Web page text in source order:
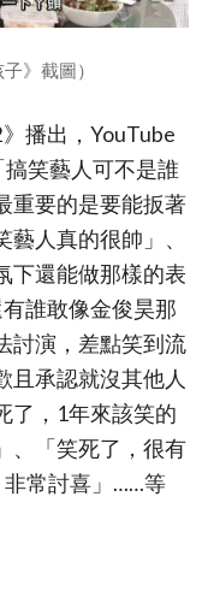
》截圖）
播出，YouTube
笑藝人可不是誰
重要的是要能扳著
人真的很帥」、
下還能做那樣的表
誰敢像金俊昊那
討演，差點笑到流
且承認就沒其他人
了，1年來該笑的
、「笑死了，很有
非常討喜」……等